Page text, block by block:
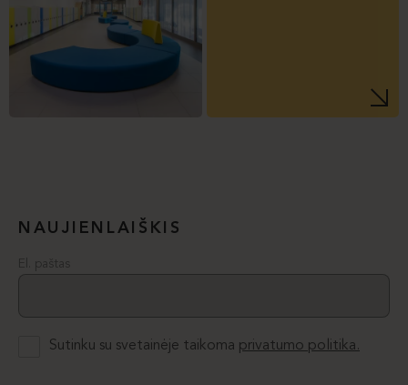
NAUJIENLAIŠKIS
El. paštas
Sutinku su svetainėje taikoma privatumo politika.